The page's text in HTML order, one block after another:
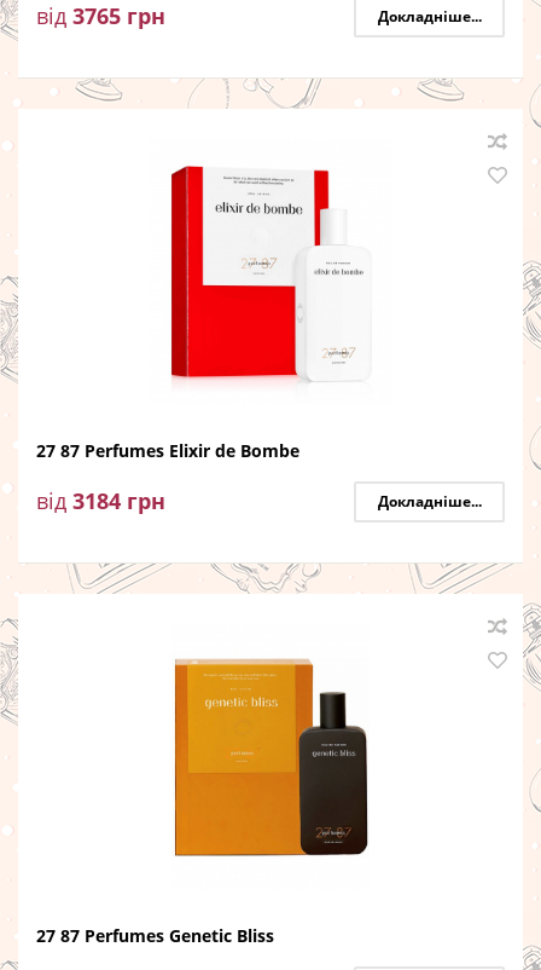
від 3765 грн Докладніше...
27 87 Perfumes Elixir de Bombe
від 3184 грн Докладніше...
27 87 Perfumes Genetic Bliss